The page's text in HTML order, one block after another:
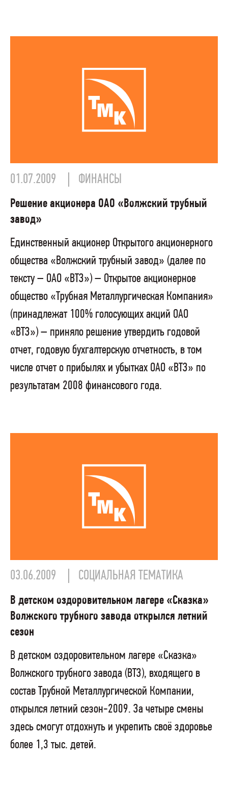
01.07.2009 ФИНАНСЫ
Решение акционера ОАО «Волжский трубный
завод»
Единственный акционер Открытого акционерного
общества «Волжский трубный завод» (далее по
тексту – ОАО «ВТЗ») – Открытое акционерное
общество «Трубная Металлургическая Компания»
(принадлежат 100% голосующих акций ОАО
«ВТЗ») – приняло решение утвердить годовой
отчет, годовую бухгалтерскую отчетность, в том
числе отчет о прибылях и убытках ОАО «ВТЗ» по
результатам 2008 финансового года.
03.06.2009 СОЦИАЛЬНАЯ ТЕМАТИКА
В детском оздоровительном лагере «Сказка»
Волжского трубного завода открылся летний
сезон
В детском оздоровительном лагере «Сказка»
Волжского трубного завода (ВТЗ), входящего в
состав Трубной Металлургической Компании,
открылся летний сезон-2009. За четыре смены
здесь смогут отдохнуть и укрепить своё здоровье
более 1,3 тыс. детей.